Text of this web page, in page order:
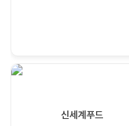
신세계푸드